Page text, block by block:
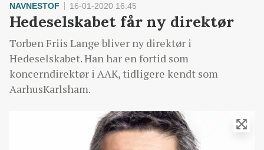
NAVNESTOF 16-01-2020 16:45
Hedeselskabet får ny direktør
Torben Friis Lange bliver ny direktør i
Hedeselskabet. Han har en fortid som
koncerndirektør i AAK, tidligere kendt som
AarhusKarlsham.